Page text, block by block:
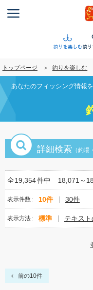
ン
に
移
動
釣りを楽しむ釣り
トップページ 釣りを楽しむ
あなたのフィッシング情報
詳細検索 （釣
全19,354件中 18,071～
表示件数 10件 30件
表示方法 標準 テキスト
前の10件